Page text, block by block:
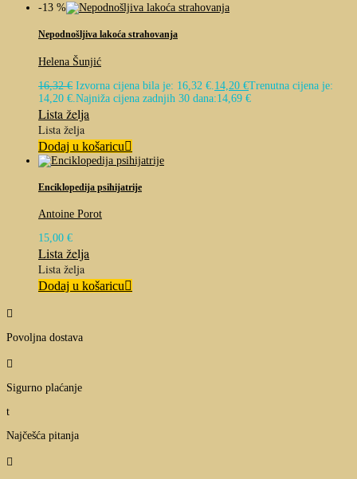
-13 %
Nepodnošljiva lakoća strahovanja
Helena Šunjić
16,32€ Izvorna cijena bila je: 16,32 €. 14,20 €Trenutna cijena je:
14,20 €. Najniža cijena zadnjih 30 dana:14,69 €
Lista želja
Lista želja
Dodaj u košaricu
Enciklopedija psihijatrije
Antoine Porot
15,00 €
Lista želja
Lista želja
Dodaj u košaricu

Povoljna dostava

Sigurno plaćanje
t
Najčešća pitanja
